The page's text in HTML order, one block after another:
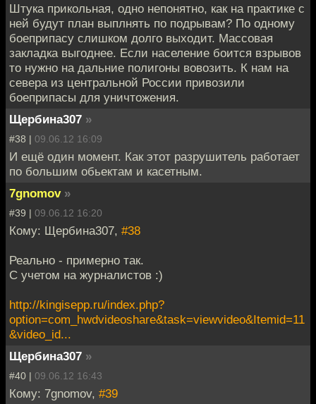
Штука прикольная, одно непонятно, как на практике с
ней будут план выплнять по подрывам? По одному
боеприпасу слишком долго выходит. Массовая
закладка выгоднее. Если население боится взрывов
то нужно на дальние полигоны вовозить. К нам на
севера из центральной России привозили
боеприпасы для уничтожения.
Щербина307 »
#38 | 09.06.12 16:09
И ещё один момент. Как этот разрушитель работает
по большим обьектам и касетным.
7gnomov »
#39 | 09.06.12 16:20
Кому: Щербина307, #38
Реально - примерно так.
С учетом на журналистов :)
http://kingisepp.ru/index.php?
option=com_hwdvideoshare&task=viewvideo&Itemid=11
&video_id...
Щербина307 »
#40 | 09.06.12 16:43
Кому: 7gnomov, #39